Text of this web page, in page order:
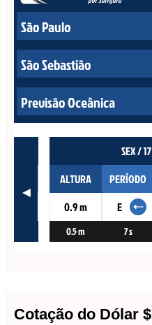
Cotação do Dólar $